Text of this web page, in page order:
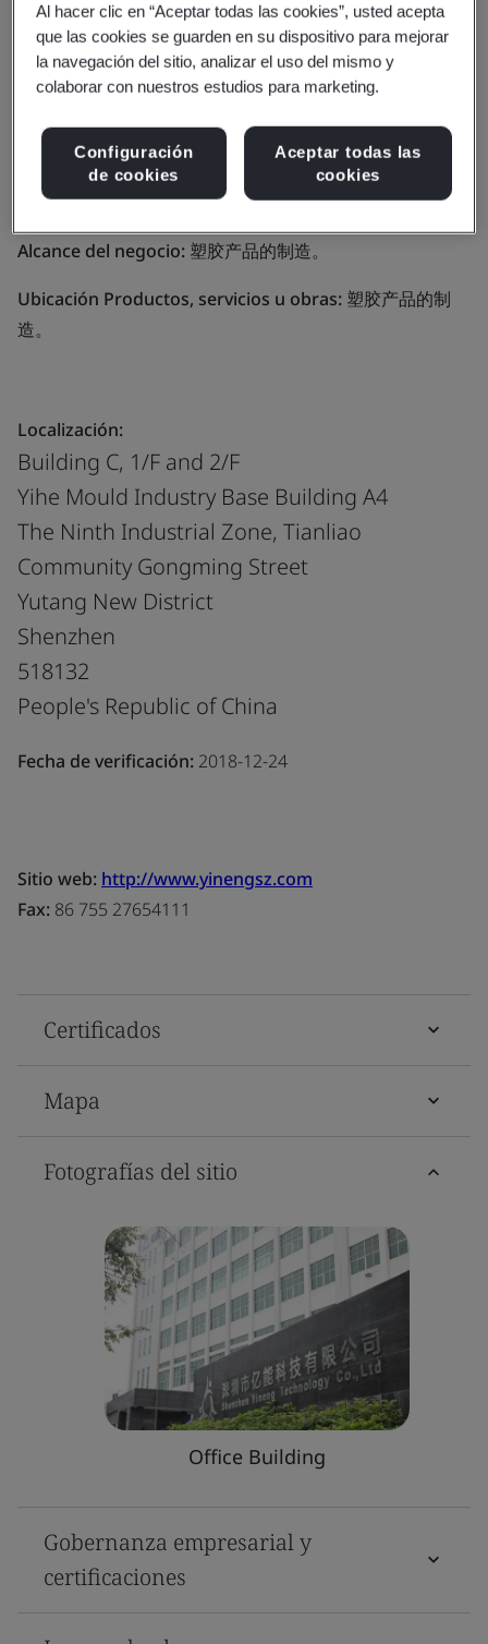
Shenzhen Yineng
Technology Co., Ltd.
Alcance del negocio: 塑胶产品的制造。
Ubicación Productos, servicios u obras: 塑胶产品的制
造。
Localización:
Building C, 1/F and 2/F
Yihe Mould Industry Base Building A4
The Ninth Industrial Zone, Tianliao
Community Gongming Street
Yutang New District
Shenzhen
518132
People's Republic of China
Fecha de verificación: 2018-12-24
Sitio web: http://www.yinengsz.com
Fax: 86 755 27654111
Certificados
Mapa
Fotografías del sitio
Office Building
Gobernanza empresarial y
certificaciones
Al hacer clic en “Aceptar todas las cookies”, usted acepta
que las cookies se guarden en su dispositivo para mejorar
la navegación del sitio, analizar el uso del mismo y
colaborar con nuestros estudios para marketing.
Configuración
de cookies
Aceptar todas las
cookies